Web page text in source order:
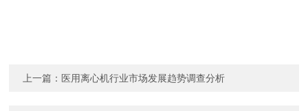
上一篇： 医用离心机行业市场发展趋势调查分析